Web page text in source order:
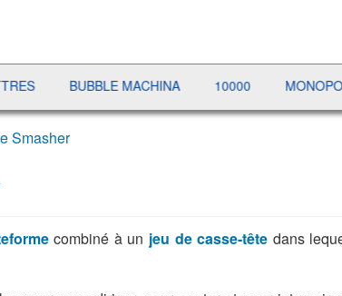
BUBBLE MACHINA 10000 MONOPOLY
Smasher
combiné à un jeu de casse-tête dans